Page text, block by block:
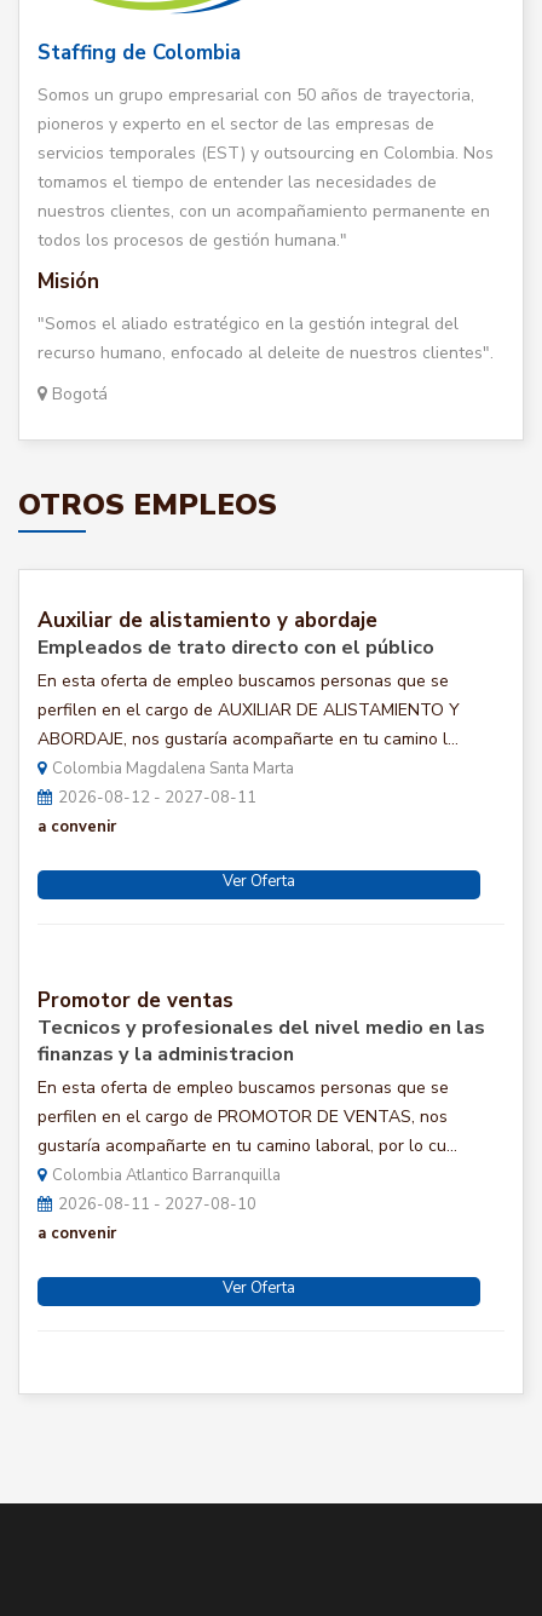
Staffing de Colombia
Somos un grupo empresarial con 50 años de trayectoria,
pioneros y experto en el sector de las empresas de
servicios temporales (EST) y outsourcing en Colombia. Nos
tomamos el tiempo de entender las necesidades de
nuestros clientes, con un acompañamiento permanente en
todos los procesos de gestión humana."
Misión
"Somos el aliado estratégico en la gestión integral del
recurso humano, enfocado al deleite de nuestros clientes".
Bogotá
OTROS EMPLEOS
Auxiliar de alistamiento y abordaje
Empleados de trato directo con el público
En esta oferta de empleo buscamos personas que se
perfilen en el cargo de AUXILIAR DE ALISTAMIENTO Y
ABORDAJE, nos gustaría acompañarte en tu camino l...
Colombia Magdalena Santa Marta
2026-08-12 - 2027-08-11
a convenir
Ver Oferta
Promotor de ventas
Tecnicos y profesionales del nivel medio en las
finanzas y la administracion
En esta oferta de empleo buscamos personas que se
perfilen en el cargo de PROMOTOR DE VENTAS, nos
gustaría acompañarte en tu camino laboral, por lo cu...
Colombia Atlantico Barranquilla
2026-08-11 - 2027-08-10
a convenir
Ver Oferta